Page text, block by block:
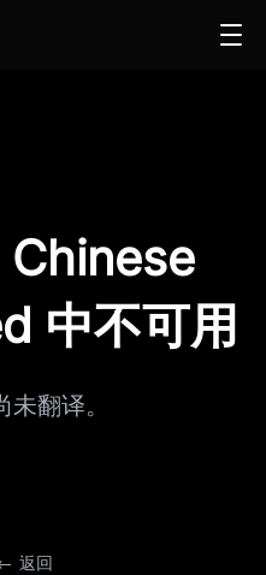
Chinese
中不可用
未翻译。
返回